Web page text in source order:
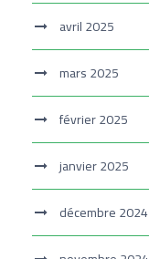
avril 2025
mars 2025
février 2025
janvier 2025
décembre 2024